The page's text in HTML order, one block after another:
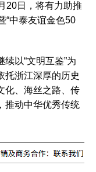
20日，将有力助推
“中泰友谊金色50
以“文明互鉴”为
托浙江深厚的历史
化、海丝之路、传
推动中华优秀传统